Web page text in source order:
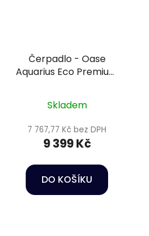
Čerpadlo - Oase
Aquarius Eco Premium
Skladem
7 767,77 Kč bez DPH
9 399 Kč
DO KOŠÍKU